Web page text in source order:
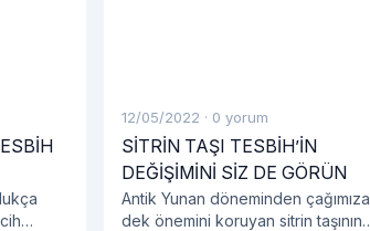
12/05/2022 · 0 yorum
SİTRİN TAŞI TESBİH’İN
DEĞİŞİMİNİ SİZ DE GÖRÜN
Antik Yunan döneminden çağımıza
dek önemini koruyan sitrin taşının